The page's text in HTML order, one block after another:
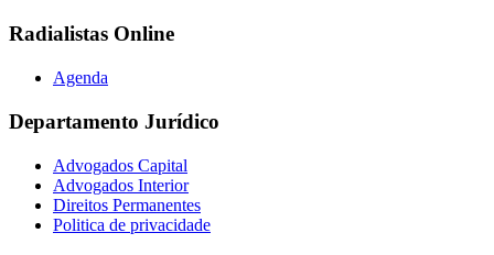
Radialistas Online
Agenda
Departamento Jurídico
Advogados Capital
Advogados Interior
Direitos Permanentes
Politica de privacidade